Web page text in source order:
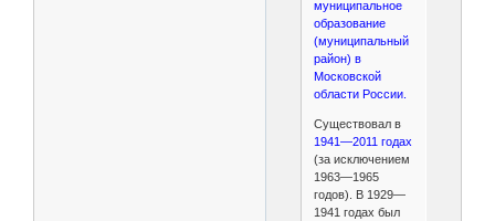
муниципальное
образование
(муниципальный
район) в
Московской
области России.
Существовал в
1941—2011 годах
(за исключением
1963—1965
годов). В 1929—
1941 годах был